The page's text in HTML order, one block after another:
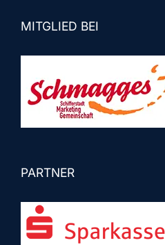
MITGLIED BEI
PARTNER